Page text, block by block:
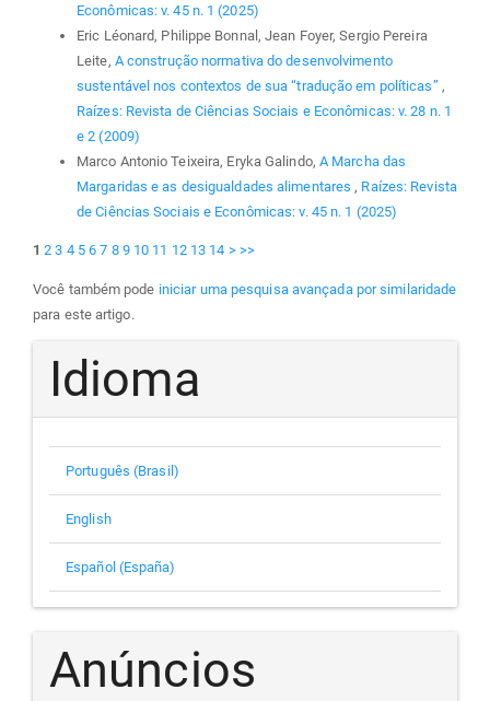
Econômicas: v. 45 n. 1 (2025)
Eric Léonard, Philippe Bonnal, Jean Foyer, Sergio Pereira
Leite, A construção normativa do desenvolvimento
sustentável nos contextos de sua “tradução em políticas” ,
Raízes: Revista de Ciências Sociais e Econômicas: v. 28 n. 1
e 2 (2009)
Marco Antonio Teixeira, Eryka Galindo, A Marcha das
Margaridas e as desigualdades alimentares, Raízes: Revista
de Ciências Sociais e Econômicas: v. 45 n. 1 (2025)
1 2 3 4 5 6 7 8 9 10 11 12 13 14 > >>
Você também pode iniciar uma pesquisa avançada por similaridade
para este artigo.
Idioma
Português (Brasil)
English
Español (España)
Anúncios